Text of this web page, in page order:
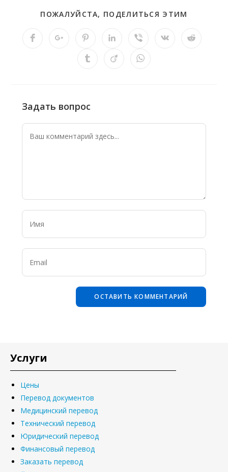
ПОЖАЛУЙСТА, ПОДЕЛИТЬСЯ ЭТИМ
Задать вопрос
Услуги
Цены
Перевод документов
Медицинский перевод
Технический перевод
Юридический перевод
Финансовый перевод
Заказать перевод